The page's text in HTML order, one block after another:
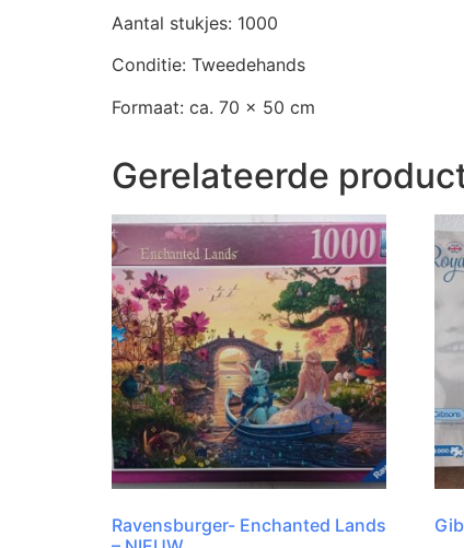
Aantal stukjes: 1000
Conditie: Tweedehands
Formaat: ca. 70 x 50 cm
Gerelateerde
Ravensburger- Enchanted Lands